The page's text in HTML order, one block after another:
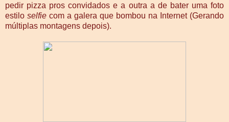
pedir pizza pros convidados e a outra a de bater uma foto
estilo selfie com a galera que bombou na Internet (Gerando
múltiplas montagens depois).